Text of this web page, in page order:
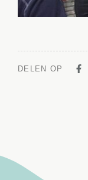
DELEN OP